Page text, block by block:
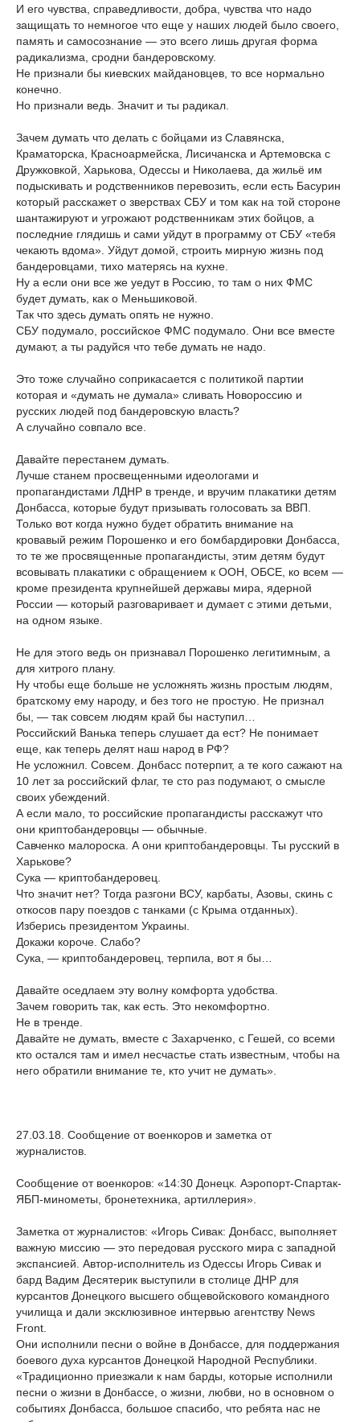
И его чувства, справедливости, добра, чувства что надо
защищать то немногое что еще у наших людей было своего,
память и самосознание — это всего лишь другая форма
радикализма, сродни бандеровскому.
Не признали бы киевских майдановцев, то все нормально
конечно.
Но признали ведь. Значит и ты радикал.
Зачем думать что делать с бойцами из Славянска,
Краматорска, Красноармейска, Лисичанска и Артемовска с
Дружковкой, Харькова, Одессы и Николаева, да жильё им
подыскивать и родственников перевозить, если есть Басурин
который расскажет о зверствах СБУ и том как на той стороне
шантажируют и угрожают родственникам этих бойцов, а
последние глядишь и сами уйдут в программу от СБУ «тебя
чекають вдома». Уйдут домой, строить мирную жизнь под
бандеровцами, тихо матерясь на кухне.
Ну а если они все же уедут в Россию, то там о них ФМС
будет думать, как о Меньшиковой.
Так что здесь думать опять не нужно.
СБУ подумало, российское ФМС подумало. Они все вместе
думают, а ты радуйся что тебе думать не надо.
Это тоже случайно соприкасается с политикой партии
которая и «думать не думала» сливать Новороссию и
русских людей под бандеровскую власть?
А случайно совпало все.
Давайте перестанем думать.
Лучше станем просвещенными идеологами и
пропагандистами ЛДНР в тренде, и вручим плакатики детям
Донбасса, которые будут призывать голосовать за ВВП.
Только вот когда нужно будет обратить внимание на
кровавый режим Порошенко и его бомбардировки Донбасса,
то те же просвященные пропагандисты, этим детям будут
всовывать плакатики с обращением к ООН, ОБСЕ, ко всем —
кроме президента крупнейшей державы мира, ядерной
России — который разговаривает и думает с этими детьми,
на одном языке.
Не для этого ведь он признавал Порошенко легитимным, а
для хитрого плану.
Ну чтобы еще больше не усложнять жизнь простым людям,
братскому ему народу, и без того не простую. Не признал
бы, — так совсем людям край бы наступил…
Российский Ванька теперь слушает да ест? Не понимает
еще, как теперь делят наш народ в РФ?
Не усложнил. Совсем. Донбасс потерпит, а те кого сажают на
10 лет за российский флаг, те сто раз подумают, о смысле
своих убеждений.
А если мало, то российские пропагандисты расскажут что
они криптобандеровцы — обычные.
Савченко малороска. А они криптобандеровцы. Ты русский в
Харькове?
Сука — криптобандеровец.
Что значит нет? Тогда разгони ВСУ, карбаты, Азовы, скинь с
откосов пару поездов с танками (с Крыма отданных).
Изберись президентом Украины.
Докажи короче. Слабо?
Сука, — криптобандеровец, терпила, вот я бы…
Давайте оседлаем эту волну комфорта удобства.
Зачем говорить так, как есть. Это некомфортно.
Не в тренде.
Давайте не думать, вместе с Захарченко, с Гешей, со всеми
кто остался там и имел несчастье стать известным, чтобы на
него обратили внимание те, кто учит не думать».
27.03.18. Сообщение от военкоров и заметка от
журналистов.
Сообщение от военкоров: «14:30 Донецк. Аэропорт-Спартак-
ЯБП-минометы, бронетехника, артиллерия».
Заметка от журналистов: «Игорь Сивак: Донбасс, выполняет
важную миссию — это передовая русского мира с западной
экспансией. Автор-исполнитель из Одессы Игорь Сивак и
бард Вадим Десятерик выступили в столице ДНР для
курсантов Донецкого высшего общевойскового командного
училища и дали эксклюзивное интервью агентству News
Front.
Они исполнили песни о войне в Донбассе, для поддержания
боевого духа курсантов Донецкой Народной Республики.
«Традиционно приезжали к нам барды, которые исполнили
песни о жизни в Донбассе, о жизни, любви, но в основном о
событиях Донбасса, большое спасибо, что ребята нас не